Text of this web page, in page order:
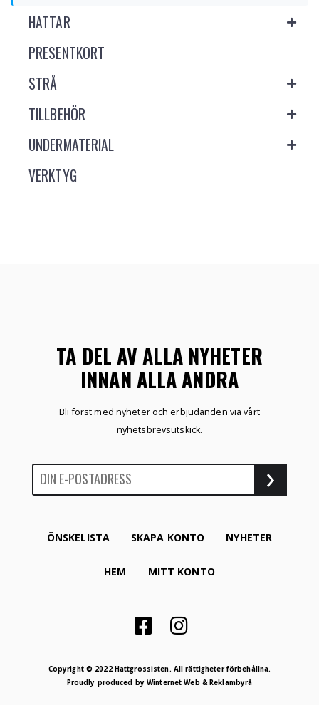
HATTAR
PRESENTKORT
STRÅ
TILLBEHÖR
UNDERMATERIAL
VERKTYG
TA DEL AV ALLA NYHETER
INNAN ALLA ANDRA
Bli först med nyheter och erbjudanden via vårt
nyhetsbrevsutskick.
ÖNSKELISTA SKAPA KONTO NYHETER
HEM MITT KONTO
Copyright © 2022 Hattgrossisten. All rättigheter förbehållna.
Proudly produced byWinternet Web & Reklambyrå